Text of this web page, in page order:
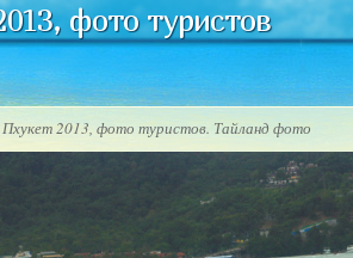
фото туристов
2013, фото туристов. Тайланд фото